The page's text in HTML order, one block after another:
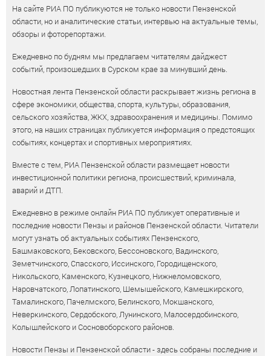
На сайте РИА ПО публикуются не только новости Пензенской
области, но и аналитические статьи, интервью на актуальные темы,
обзоры и фоторепортажи.
Ежедневно по будням мы предлагаем читателям дайджест
событий, произошедших в Сурском крае за минувший день.
Новостная лента Пензенской области раскрывает жизнь региона в
сфере экономики, общества, спорта, культуры, образования,
сельского хозяйства, ЖКХ, здравоохранения и медицины. Помимо
этого, на наших страницах публикуется информация о предстоящих
событиях, концертах и спортивных мероприятиях.
Вместе с тем, РИА Пензенской области размещает новости
инвестиционной политики региона, происшествий, криминала,
аварий и ДТП.
Ежедневно в режиме онлайн РИА ПО публикует оперативные и
последние новости Пензы и районов Пензенской области. Читатели
могут узнать об актуальных событиях Пензенского,
Башмаковского, Бековского, Бессоновского, Вадинского,
Земетчинского, Спасского, Иссинского, Городищенского,
Никольского, Каменского, Кузнецкого, Нижнеломовского,
Наровчатского, Лопатинского, Шемышейского, Камешкирского,
Тамалинского, Пачелмского, Белинского, Мокшанского,
Неверкинского, Сердобского, Лунинского, Малосердобинского,
Колышлейского и Сосновоборского районов.
Новости Пензы и Пензенской области - здесь собраны последние и